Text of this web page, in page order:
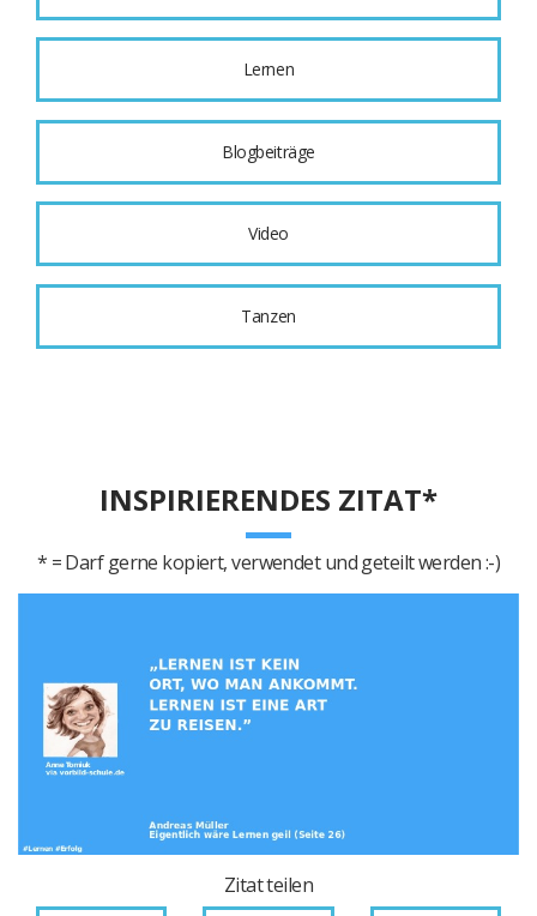
Lernen
Blogbeiträge
Video
Tanzen
INSPIRIERENDES ZITAT*
* = Darf gerne kopiert, verwendet und geteilt werden :-)
Zitat teilen